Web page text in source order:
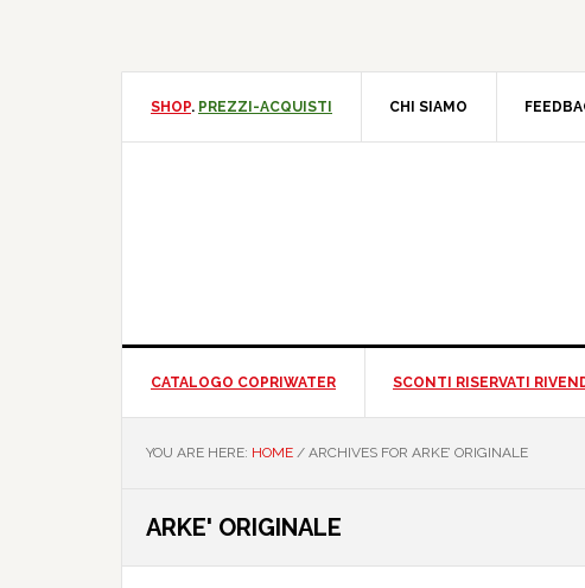
SHOP .PREZZI-ACQUISTI CHI SIAMO
CATALOGO COPRIWATER SCONTI RISERVATI
YOU ARE HERE:HOME / ARCHIVES FOR ARKE’ ORIGINALE
ARKE' ORIGINALE